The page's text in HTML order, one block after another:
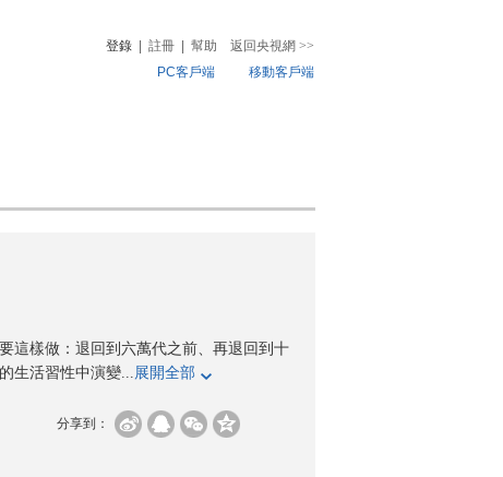
登錄 註冊 幫助 返回央視網 >>
PC客戶端
移動客戶端
這樣做：退回到六萬代之前、再退回到十
生活習性中演變...展開全部
分享到：